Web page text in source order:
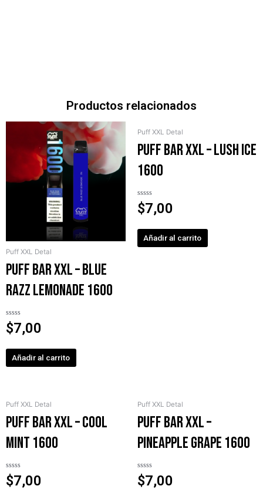
Productos relacionados
Puff XXL Detal
PUFF BAR XXL – Blue
Razz Lemonade 1600
Valorado
en
5
$7,00
Añadir al carrito
Puff XXL Detal
PUFF BAR XXL – Lush Ice
1600
Valorado
en
5
$7,00
Añadir al carrito
Puff XXL Detal
PUFF BAR XXL – Cool
Mint 1600
Valorado
en
$7,00
Puff XXL Detal
PUFF BAR XXL –
Pineapple Grape 1600
Valorado
en
$7,00